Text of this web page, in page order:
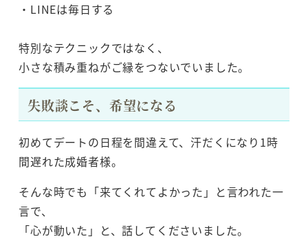
・LINEは毎日する
特別なテクニックではなく、
小さな積み重ねがご縁をつないでいました。
失敗談こそ、希望になる
初めてデートの日程を間違えて、汗だくになり1時
間遅れた成婚者様。
そんな時でも「来てくれてよかった」と言われた一
言で、
「心が動いた」と、話してくださいました。